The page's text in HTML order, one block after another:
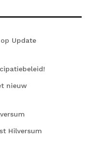
op Update
nieuw
Hilversum